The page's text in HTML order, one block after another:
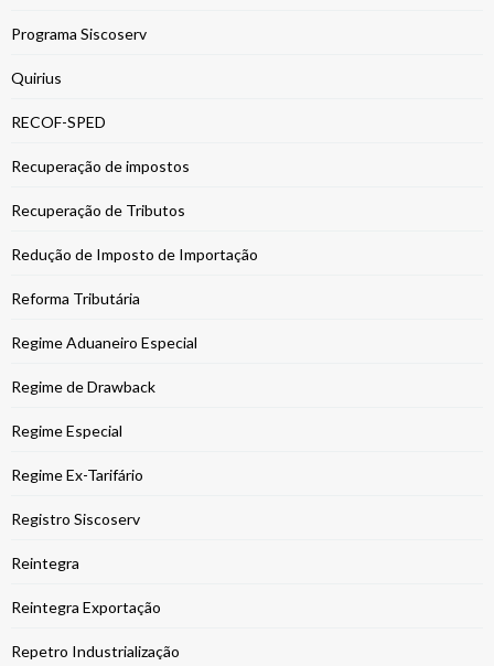
Programa Siscoserv
Quirius
RECOF-SPED
Recuperação de impostos
Recuperação de Tributos
Redução de Imposto de Importação
Reforma Tributária
Regime Aduaneiro Especial
Regime de Drawback
Regime Especial
Regime Ex-Tarifário
Registro Siscoserv
Reintegra
Reintegra Exportação
Repetro Industrialização